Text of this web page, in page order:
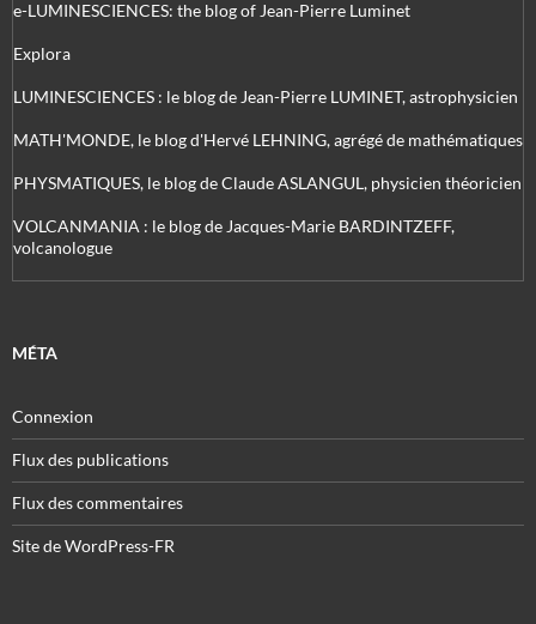
e-LUMINESCIENCES: the blog of Jean-Pierre Luminet
Explora
LUMINESCIENCES : le blog de Jean-Pierre LUMINET, astrophysicien
MATH'MONDE, le blog d'Hervé LEHNING, agrégé de mathématiques
PHYSMATIQUES, le blog de Claude ASLANGUL, physicien théoricien
VOLCANMANIA : le blog de Jacques-Marie BARDINTZEFF,
volcanologue
MÉTA
Connexion
Flux des publications
Flux des commentaires
Site de WordPress-FR